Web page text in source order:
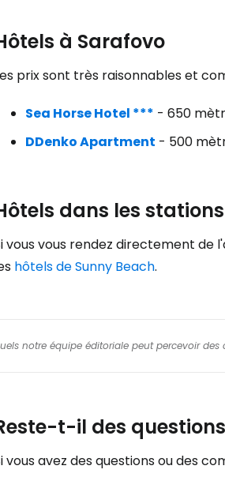
à Sarafovo
prix sont très raisonnables et
Sea Horse Hotel *** - 650
DDenko Apartment - 500
dans les
vous vous rendez directement
hôtels de Sunny Beach.
notre équipe éditoriale peut percevoir
t-il des
vous avez des questions ou des